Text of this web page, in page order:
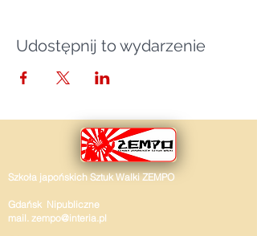
Udostępnij to wydarzenie
Szkoła japońskich Sztuk Walki ZEMPO
Gdańsk Nipubliczne
mail. zempo@interia.pl